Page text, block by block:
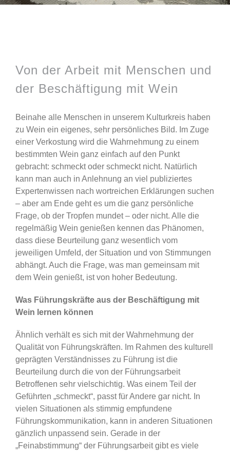
Bild
Von der Arbeit mit Menschen und
der Beschäftigung mit Wein
Beinahe alle Menschen in unserem Kulturkreis haben
zu Wein ein eigenes, sehr persönliches Bild. Im Zuge
einer Verkostung wird die Wahrnehmung zu einem
bestimmten Wein ganz einfach auf den Punkt
gebracht: schmeckt oder schmeckt nicht. Natürlich
kann man auch in Anlehnung an viel publiziertes
Expertenwissen nach wortreichen Erklärungen suchen
– aber am Ende geht es um die ganz persönliche
Frage, ob der Tropfen mundet – oder nicht. Alle die
regelmäßig Wein genießen kennen das Phänomen,
dass diese Beurteilung ganz wesentlich vom
jeweiligen Umfeld, der Situation und von Stimmungen
abhängt. Auch die Frage, was man gemeinsam mit
dem Wein genießt, ist von hoher Bedeutung.
Was Führungskräfte aus der Beschäftigung mit
Wein lernen können
Ähnlich verhält es sich mit der Wahrnehmung der
Qualität von Führungskräften. Im Rahmen des kulturell
geprägten Verständnisses zu Führung ist die
Beurteilung durch die von der Führungsarbeit
Betroffenen sehr vielschichtig. Was einem Teil der
Geführten „schmeckt“, passt für Andere gar nicht. In
vielen Situationen als stimmig empfundene
Führungskommunikation, kann in anderen Situationen
gänzlich unpassend sein. Gerade in der
„Feinabstimmung“ der Führungsarbeit gibt es viele